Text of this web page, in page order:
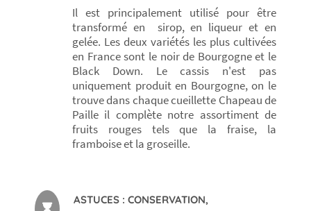
Il est principalement utilisé pour être
transformé en sirop, en liqueur et en
gelée. Les deux variétés les plus cultivées
en France sont le noir de Bourgogne et le
Black Down. Le cassis n'est pas
uniquement produit en Bourgogne, on le
trouve dans chaque cueillette Chapeau de
Paille il complète notre assortiment de
fruits rouges tels que la fraise, la
framboise et la groseille.
ASTUCES : CONSERVATION,